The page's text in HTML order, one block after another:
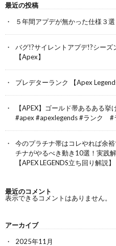
最近の投稿
５年間アプデが無かった仕様３
バグ!?サイレントアプデ!?シー
【Apex】
プレデターランク 【Apex
【APEX】ゴールド帯あるある
#apex #apexlegends #ランク #
今のプラチナ帯はコレやれば余
チナがやるべき動き10選！実践
【APEX LEGENDS立ち回り解説】
最近のコメント
表示できるコメントはありません。
アーカイブ
2025年11月